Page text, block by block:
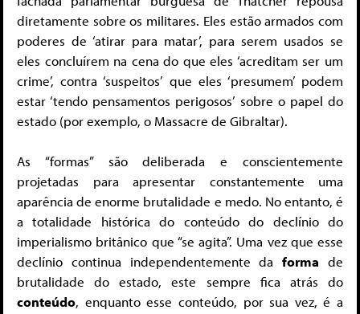
diretamente sobre os militares. Eles estão armados com
poderes de ‘atirar para matar’, para serem usados ​​se
eles concluírem na cena do que eles ‘acreditam ser um
crime’, contra ‘suspeitos’ que eles ‘presumem’ podem
estar ‘tendo pensamentos perigosos’ sobre o papel do
estado (por exemplo, o Massacre de Gibraltar).
As “formas” são deliberada e conscientemente
projetadas para apresentar constantemente uma
aparência de enorme brutalidade e medo. No entanto, é
a totalidade histórica do conteúdo do declínio do
imperialismo britânico que “se agita”. Uma vez que esse
declínio continua independentemente daforma de
brutalidade do estado, este sempre fica atrás do
conteúdo, enquanto esse conteúdo, por sua vez, é a